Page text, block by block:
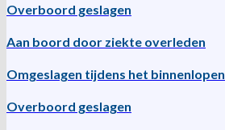
Overboord geslagen
Aan boord door ziekte overleden
Omgeslagen tijdens het binnenlopen
Overboord geslagen